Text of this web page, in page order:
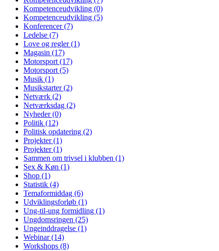
Kompetenceudvikling (0)
Kompetenceudvikling (5)
Konferencer(7)
Ledelse (7)
Love og regler(1)
Magasin (17)
Motorsport (17)
Motorsport (5)
Musik (1)
Musikstarter(2)
Netværk (2)
Netværksdag (2)
Nyheder(0)
Politik (12)
Politisk opdatering (2)
Projekter(1)
Projekter(1)
Sammen om trivsel i klubben (1)
Sex & Køn (1)
Shop (1)
Statistik (4)
Temaformiddag (6)
Udviklingsforløb (1)
Ung-til-ung formidling (1)
Ungdomsringen (25)
Ungeinddragelse (1)
Webinar(14)
Workshops (8)